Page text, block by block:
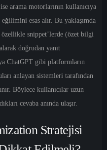
ise arama motorlarının kullanıcıya
esas alır. Bu yaklaşımda
özellikle snippet’lerde (özet bilgi
doğrudan yanıt
ChatGPT gibi platformların
anlayan sistemleri tarafından
Böylece kullanıcılar uzun
cevaba anında ulaşır.
Stratejisi